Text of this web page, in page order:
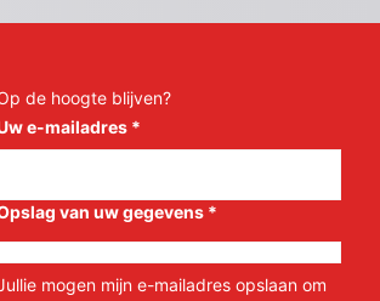
de hoogte blijven?
e-mailadres *
van uw gegevens *
mogen mijn e-mailadres opslaan om